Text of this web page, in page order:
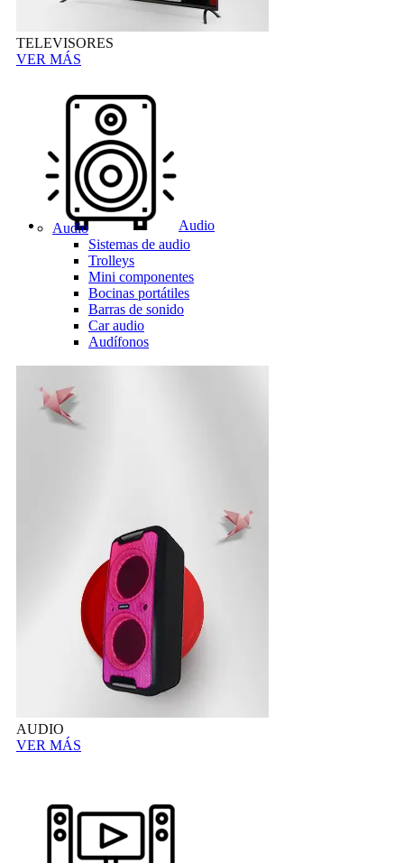
TELEVISORES
VER MÁS
Audio
Audio
Sistemas de audio
Trolleys
Mini componentes
Bocinas portátiles
Barras de sonido
Car audio
Audífonos
AUDIO
VER MÁS